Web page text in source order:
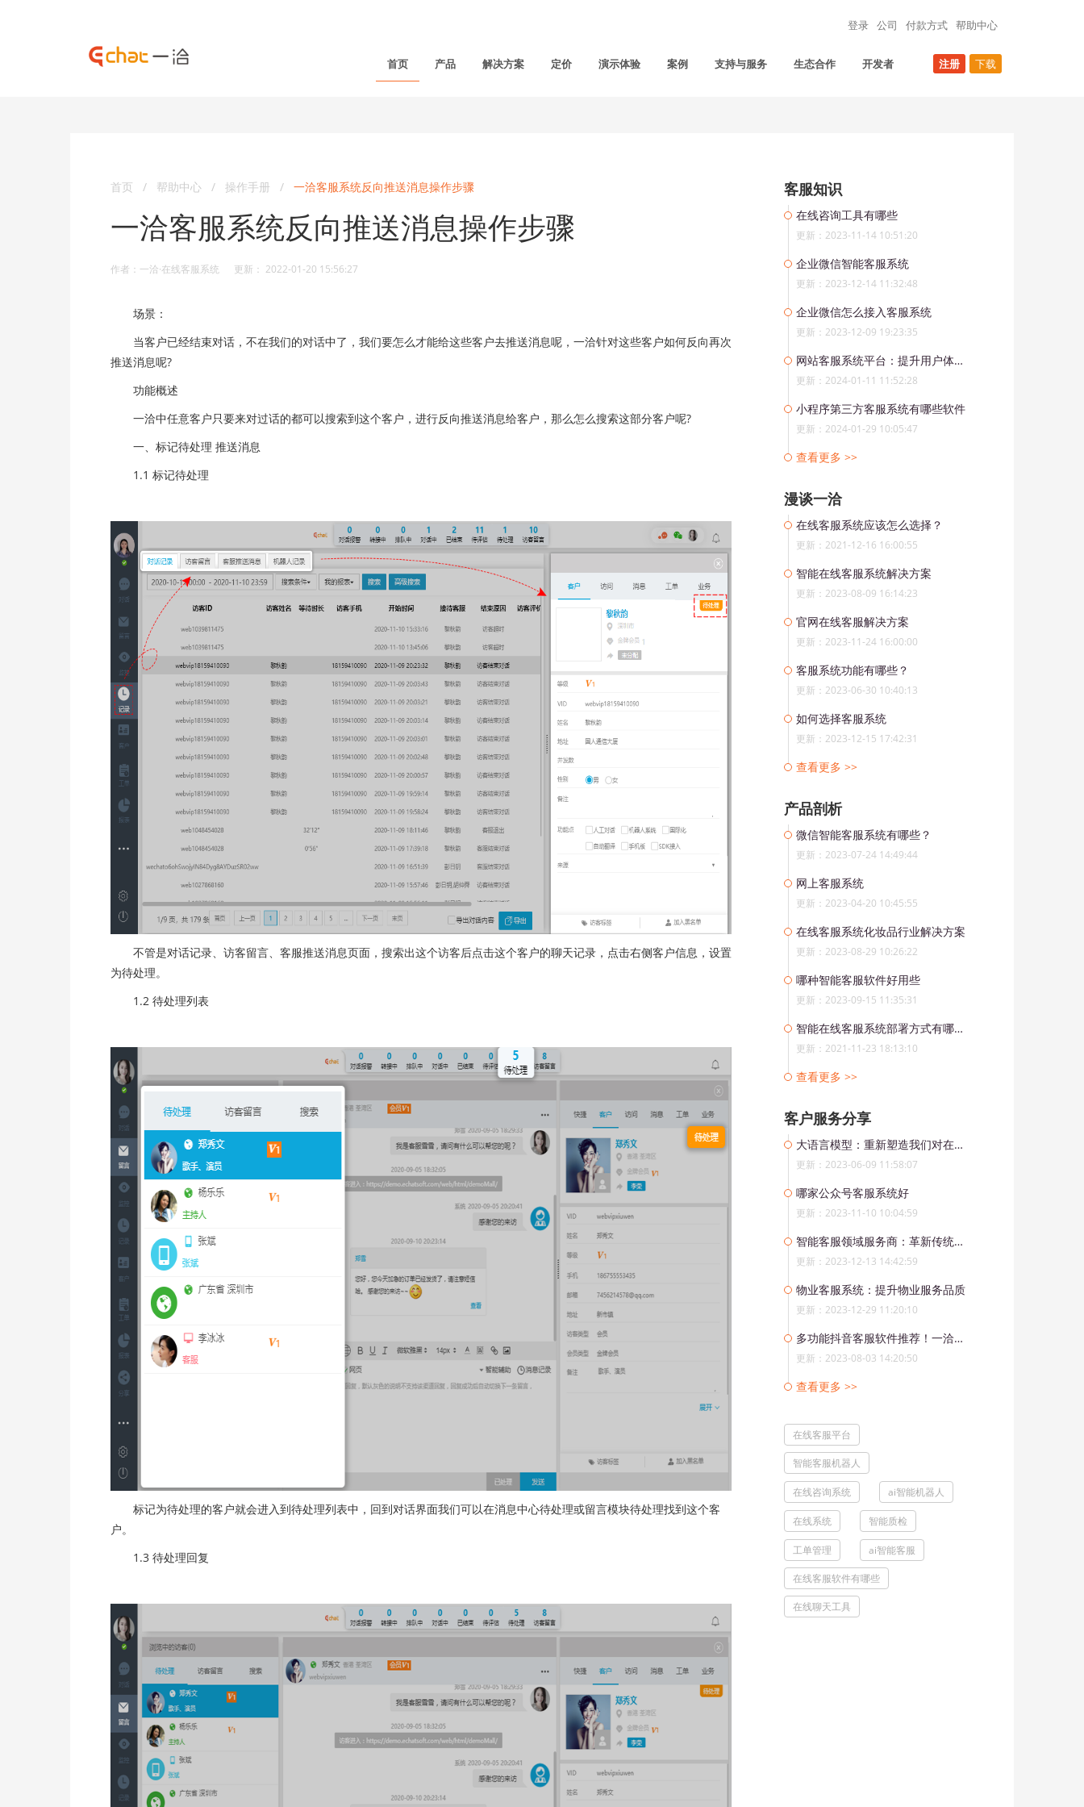
登录 公司 付款方式 帮助中心
首页 产品 解决方案 定价 演示体验 案例 支持与服务 生态合作 开发者 注册 下载
首页 / 帮助中心 / 操作手册 / 一洽客服系统反向推送消息操作步骤
一洽客服系统反向推送消息操作步骤
作者：一洽·在线客服系统 更新： 2022-01-20 15:56:27
场景：
当客户已经结束对话，不在我们的对话中了，我们要怎么才能给这些客户去推送消息呢，一洽针对这些客户如何反向再次
推送消息呢?
功能概述
一洽中任意客户只要来对过话的都可以搜索到这个客户，进行反向推送消息给客户，那么怎么搜索这部分客户呢?
一、标记待处理 推送消息
1.1 标记待处理
不管是对话记录、访客留言、客服推送消息页面，搜索出这个访客后点击这个客户的聊天记录，点击右侧客户信息，设置
为待处理。
1.2 待处理列表
标记为待处理的客户就会进入到待处理列表中，回到对话界面我们可以在消息中心待处理或留言模块待处理找到这个客
户。
1.3 待处理回复
客服知识
在线咨询工具有哪些
更新：2023-11-14 10:51:20
企业微信智能客服系统
更新：2023-12-14 11:32:48
企业微信怎么接入客服系统
更新：2023-12-09 19:23:35
网站客服系统平台：提升用户体验与业务效率的关键
更新：2024-01-11 11:52:28
小程序第三方客服系统有哪些软件
更新：2024-01-29 10:05:47
查看更多 >>
漫谈一洽
在线客服系统应该怎么选择？
更新：2021-12-16 16:00:55
智能在线客服系统解决方案
更新：2023-08-09 16:14:23
官网在线客服解决方案
更新：2023-11-24 16:00:00
客服系统功能有哪些？
更新：2023-06-30 10:40:13
如何选择客服系统
更新：2023-12-15 17:42:31
查看更多 >>
产品剖析
微信智能客服系统有哪些？
更新：2023-07-24 14:49:44
网上客服系统
更新：2023-04-20 10:45:55
在线客服系统化妆品行业解决方案
更新：2023-08-29 10:26:22
哪种智能客服软件好用些
更新：2023-09-15 11:35:31
智能在线客服系统部署方式有哪些？
更新：2021-11-23 18:13:10
查看更多 >>
客户服务分享
大语言模型：重新塑造我们对在线客服的认知
更新：2023-06-09 11:58:07
哪家公众号客服系统好
更新：2023-11-10 10:04:59
智能客服领域服务商：革新传统服务模式的引领者
更新：2023-12-13 14:42:59
物业客服系统：提升物业服务品质
更新：2023-12-29 11:20:10
多功能抖音客服软件推荐！一洽在线客服软件助力企业抢占抖音大市场
更新：2023-08-03 14:20:50
查看更多 >>
在线客服平台
智能客服机器人
在线咨询系统 ai智能机器人
在线系统 智能质检
工单管理 ai智能客服
在线客服软件有哪些
在线聊天工具